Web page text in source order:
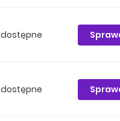
dostępne
dostępne